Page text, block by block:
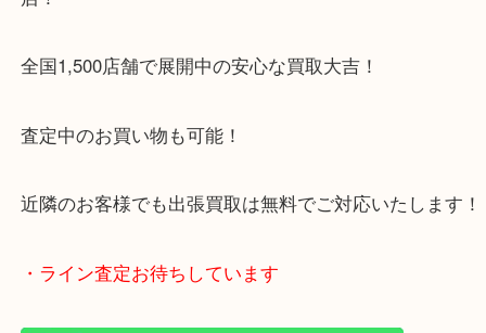
1600台分の無料駐車場をご利用いただけますので
店！
全国1,500店舗で展開中の安心な買取大吉！